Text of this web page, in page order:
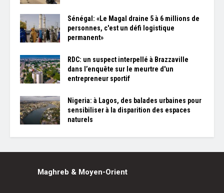
Sénégal: «Le Magal draine 5 à 6 millions de
personnes, c'est un défi logistique
permanent»
RDC: un suspect interpellé à Brazzaville
dans l’enquête sur le meurtre d'un
entrepreneur sportif
Nigeria: à Lagos, des balades urbaines pour
sensibiliser à la disparition des espaces
naturels
Maghreb & Moyen-Orient